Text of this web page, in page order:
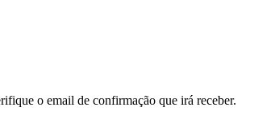
o email de confirmação que irá receber.